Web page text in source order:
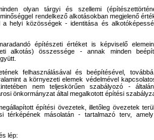
olyan tárgyi és szellemi
rendelkező alkotásokban megjelenő
helyi közösségek - identitása és
építészeti értéket is képviselő
alkotás) összessége - annak minden
felhasználásával és beépítésével,
a környezeti elemek védelmével
nem teljeskörűen szabályozó -
önkormányzat által megalkotott építési
építési övezetek, illetőleg övezetek
térképének másolatán - tartalmazó terv,
lép: